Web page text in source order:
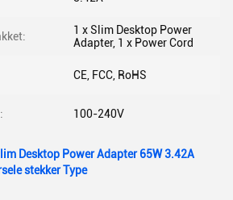
1 x Slim Desktop Power
Adapter, 1 x Power Cord
CE, FCC, RoHS
100-240V
Desktop Power Adapter 65W 3.42A
stekker Type